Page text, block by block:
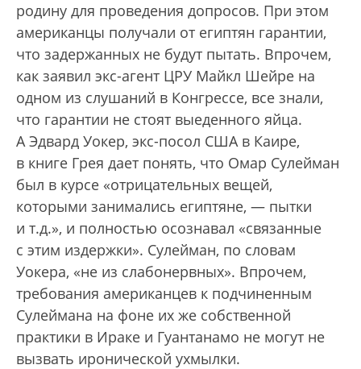
родину для проведения допросов. При этом
американцы получали от египтян гарантии,
что задержанных не будут пытать. Впрочем,
как заявил экс-агент ЦРУ Майкл Шейре на
одном из слушаний в Конгрессе, все знали,
что гарантии не стоят выеденного яйца.
А Эдвард Уокер, экс-посол США в Каире,
в книге Грея дает понять, что Омар Сулейман
был в курсе «отрицательных вещей,
которыми занимались египтяне, — пытки
и т.д.», и полностью осознавал «связанные
с этим издержки». Сулейман, по словам
Уокера, «не из слабонервных». Впрочем,
требования американцев к подчиненным
Сулеймана на фоне их же собственной
практики в Ираке и Гуантанамо не могут не
вызвать иронической ухмылки.